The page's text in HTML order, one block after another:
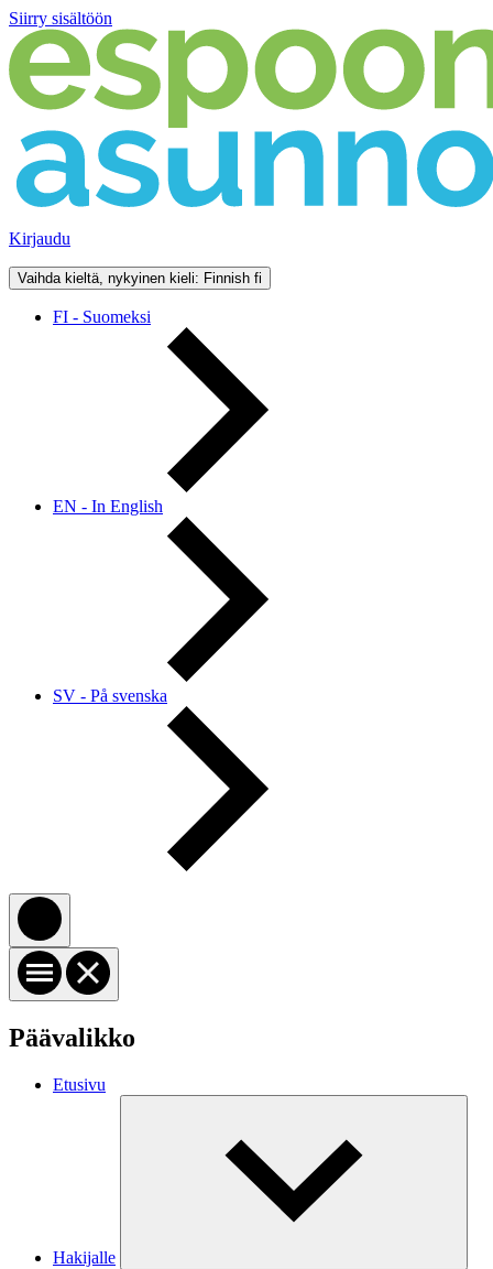
Siirry sisältöön
Kirjaudu
Vaihda kieltä, nykyinen kieli: Finnish fi
FI - Suomeksi
EN - In English
SV - På svenska
Päävalikko
Etusivu
Hakijalle